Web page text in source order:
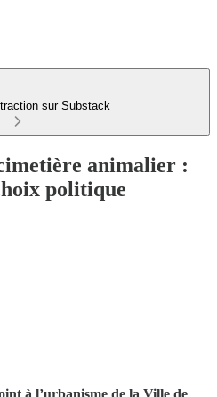
sur Substack
animalier :
politique
à l’urbanisme de la Ville de